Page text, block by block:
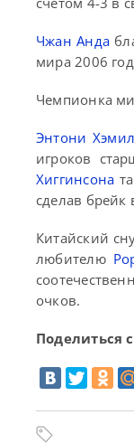
Чжан Анда
мира 2006
Чемпионка
Энтони
игроков
Хиггинсона
сделав
Китайский
любителю
очков.
Поделиться